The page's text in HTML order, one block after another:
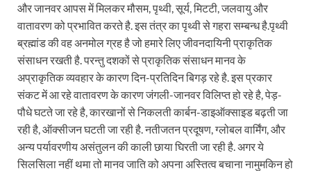
और जानवर आपस में मिलकर मौसम, पृथ्वी, सूर्य, मिटटी, जलवायु और
वातावरण को प्रभावित करते है. इस तंत्र का पृथ्वी से गहरा सम्बन्ध है.पृथ्वी
ब्रह्मांड की वह अनमोल ग्रह है जो हमारे लिए जीवनदायिनी प्राकृतिक
संसाधन रखती है. परन्तु दशकों से प्राकृतिक संसाधन मानव के
अप्राकृतिक व्यवहार के कारण दिन-प्रतिदिन बिगड़ रहे है. इस प्रकार
संकट में आ रहे वातावरण के कारण जंगली-जानवर विलिप्त हो रहे है, पेड़-
पौधे घटते जा रहे है, कारखानों से निकलती कार्बन-डाइऑक्साइड बढ़ती जा
रही है, ऑक्सीजन घटती जा रही है. नतीजतन प्रदूषण, ग्लोबल वार्मिंग, और
अन्य पर्यावरणीय असंतुलन की काली छाया घिरती जा रही है. अगर ये
सिलसिला नहीं थमा तो मानव जाति को अपना अस्तित्व बचाना नामुमकिन हो